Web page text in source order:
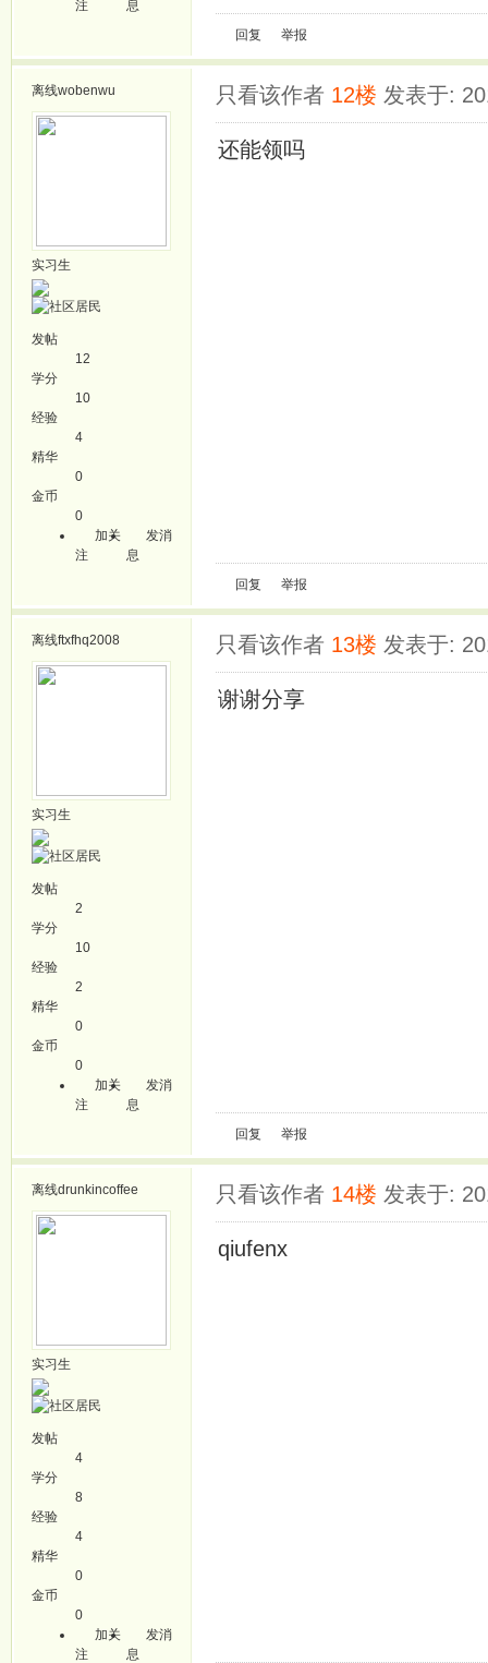
注
息
回复
举报
离线wobenwu
实习生
发帖
12
学分
10
经验
4
精华
0
金币
0
加关
注
发消
息
只看该作者 12楼 发表于:
还能领吗
回复 举报
离线ftxfhq2008
实习生
发帖
2
学分
10
经验
2
精华
0
金币
0
加关
注
发消
息
只看该作者 13楼 发表于:
谢谢分享
回复 举报
离线drunkincoffee
实习生
发帖
4
学分
8
经验
4
精华
0
金币
0
加关
注
发消
息
只看该作者 14楼 发表于:
qiufenx